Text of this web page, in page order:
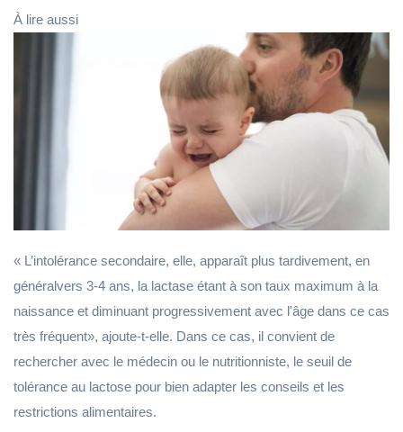
À lire aussi
« L’intolérance secondaire, elle, apparaît plus tardivement, en
généralvers 3-4 ans, la lactase étant à son taux maximum à la
naissance et diminuant progressivement avec l'âge dans ce cas
très fréquent», ajoute-t-elle. Dans ce cas, il convient de
rechercher avec le médecin ou le nutritionniste, le seuil de
tolérance au lactose pour bien adapter les conseils et les
restrictions alimentaires.